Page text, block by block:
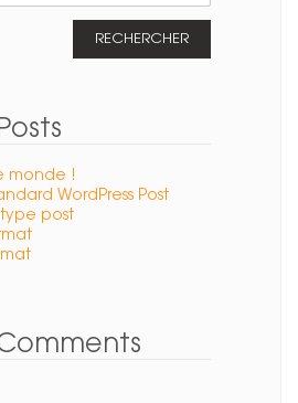
monde !
WordPress Post
type post